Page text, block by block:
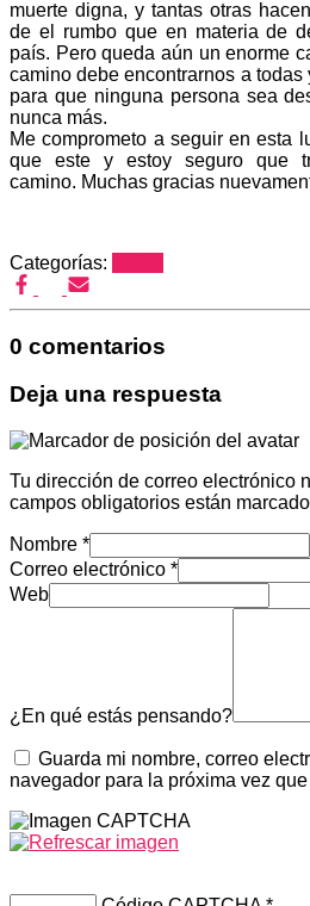
muerte digna, y tantas otras
de el rumbo que en materia de
país. Pero queda aún un enorme
camino debe encontrarnos a
para que ninguna persona sea
nunca más.
Me comprometo a seguir en esta
que este y estoy seguro que
camino. Muchas gracias
Categorías:
0 comentarios
Deja una respuesta
Tu dirección de correo electrónico
campos obligatorios están
Nombre *
Correo electrónico *
Web
¿En qué estás pensando?
Guarda mi nombre, correo
navegador para la próxima vez